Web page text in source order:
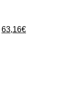
Izvirna
63,16€Trenutna